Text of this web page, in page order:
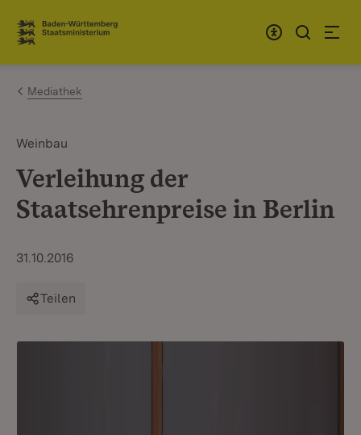
Zum Inhalt springen
Link zur Startseite
Mediathek
Weinbau
Verleihung der
Staatsehrenpreise in Berlin
31.10.2016
Teilen